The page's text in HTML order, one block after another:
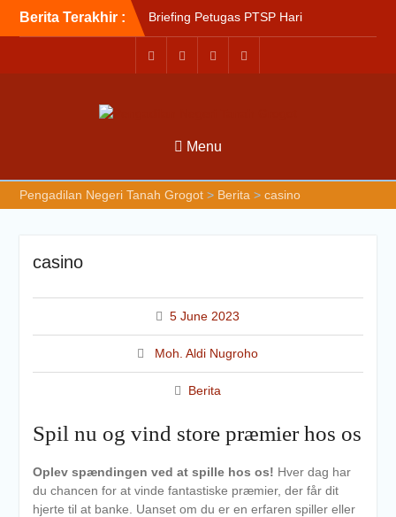
Berita Terakhir :
Briefing Petugas PTSP Hari
Kamis Tanggal 6 Agustus
2026
Sosialisasi Kepesertaan
Tanah Grogot oleh BPJS
Balikapapan
Briefin Petugas PTSP Hari
Menu
Pengadilan Negeri Tanah Grogot> Berita > casino
casino
5 June 2023
Moh. Aldi Nugroho
Berita
Spil nu og vind store præmier hos os
Oplev spændingen ved at spille hos os! Hver dag har
du chancen for at vinde fantastiske præmier, der får dit
hjerte til at banke. Uanset om du er en erfaren spiller eller